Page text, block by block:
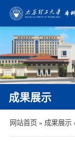
成果展示
网站首页 » 成果展示